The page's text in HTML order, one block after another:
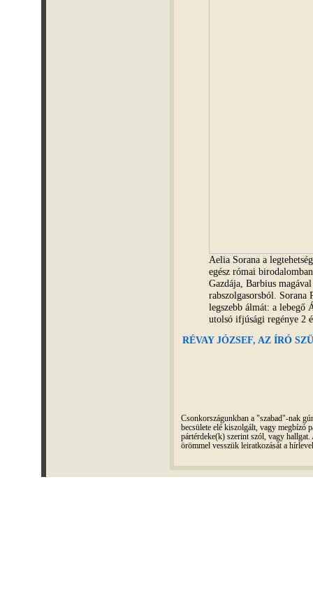
Aelia Sorana a
egész római
Gazdája, Barbius
rabszolgasorsból. Sorana
legszebb álmát: a lebegő
utolsó ifjúsági regénye 2
RÉVAY JÓZSEF, AZ ÍRÓ
Csonkországunkban a "szabad"-nak
becsülete elé kiszolgált, vagy megbízó
pártérdeke(k) szerint szól, vagy
örömmel vesszük leiratkozását a